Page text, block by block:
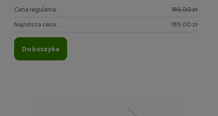
Cena regularna: 185,00 zł
Najniższa cena: 185,00 zł
do koszyka